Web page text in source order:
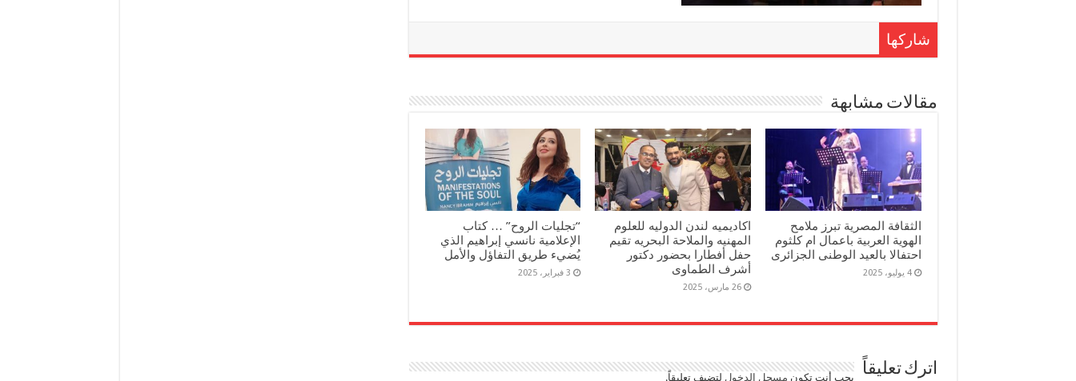
شاركها
مقالات مشابهة
الثقافة المصرية تبرز ملامح
الهوية العربية باعمال ام كلثوم
احتفالا بالعيد الوطنى الجزائرى
4 يوليو، 2025
اكاديميه لندن الدوليه للعلوم
المهنيه والملاحة البحريه تقيم
حفل أفطارا بحضور دكتور
أشرف الطماوى
26 مارس، 2025
“تجليات الروح” … كتاب
الإعلامية نانسي إبراهيم الذي
يُضيء طريق التفاؤل والأمل
3 فبراير، 2025
اترك تعليقاً يجب أنت تكون مسجل الدخول لتضيف تعليقاً.